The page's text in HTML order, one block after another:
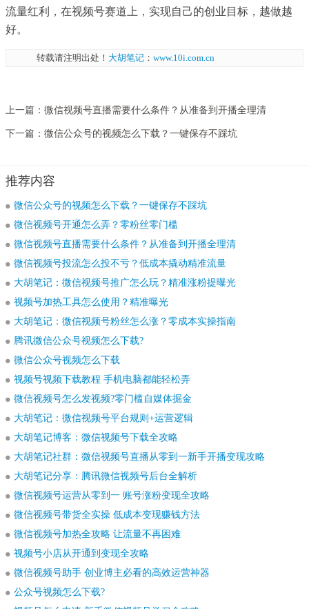
流量红利，在视频号赛道上，实现自己的创业目标，越做越
好。
转载请注明出处！ 大胡笔记 ： www.10i.com.cn
上一篇： 微信视频号直播需要什么条件？从准备到开播全理清
下一篇： 微信公众号的视频怎么下载？一键保存不踩坑
推荐内容
微信公众号的视频怎么下载？一键保存不踩坑
微信视频号开通怎么弄？零粉丝零门槛
微信视频号直播需要什么条件？从准备到开播全理清
微信视频号投流怎么投不亏？低成本撬动精准流量
大胡笔记：微信视频号推广怎么玩？精准涨粉提曝光
视频号加热工具怎么使用？精准曝光
大胡笔记：微信视频号粉丝怎么涨？零成本实操指南
腾讯微信公众号视频怎么下载?
微信公众号视频怎么下载
视频号视频下载教程 手机电脑都能轻松弄
微信视频号怎么发视频?零门槛自媒体掘金
大胡笔记：微信视频号平台规则+运营逻辑
大胡笔记博客：微信视频号下载全攻略
大胡笔记社群：微信视频号直播从零到一新手开播变现攻略
大胡笔记分享：腾讯微信视频号后台全解析
微信视频号运营从零到一 账号涨粉变现全攻略
微信视频号带货全实操 低成本变现赚钱方法
微信视频号加热全攻略 让流量不再困难
视频号小店从开通到变现全攻略
微信视频号助手 创业博主必看的高效运营神器
公众号视频怎么下载?